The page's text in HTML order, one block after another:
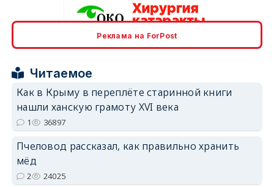
erid: 2SDnjcrDNw6
erid: 2SDnjdPjgYS
Реклама на ForPost
Читаемое
Как в Крыму в переплёте старинной книги
нашли ханскую грамоту XVI века
1 36897
Пчеловод рассказал, как правильно хранить
мёд
2 24025